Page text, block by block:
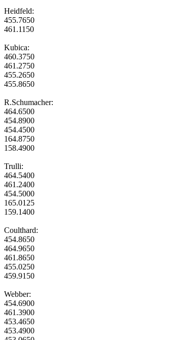
Heidfeld:
455.7650
461.1150
Kubica:
460.3750
461.2750
455.2650
455.8650
R.Schumacher:
464.6500
454.8900
454.4500
164.8750
158.4900
Trulli:
464.5400
461.2400
454.5000
165.0125
159.1400
Coulthard:
454.8650
464.9650
461.8650
455.0250
459.9150
Webber:
454.6900
461.3900
453.4650
453.4900